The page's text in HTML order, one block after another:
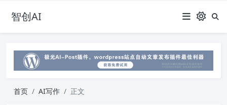
智创AI
首页 AI写作 正文